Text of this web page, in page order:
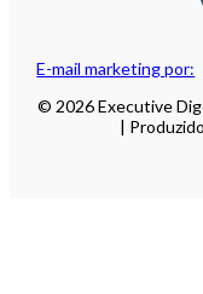
E-mail marketing por:
© 2026 Executive
|